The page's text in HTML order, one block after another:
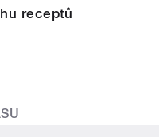
receptů